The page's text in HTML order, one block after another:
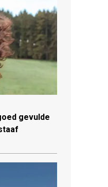
gevulde